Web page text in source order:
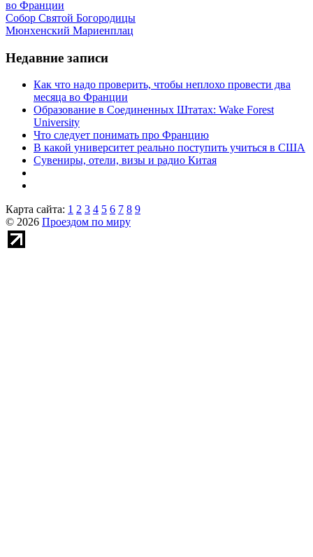
во Франции
Собор Святой Богородицы
Мюнхенский Мариенплац
Недавние записи
Как что надо проверить, чтобы неплохо провести два
месяца во Франции
Образование в Соединенных Штатах: Wake Forest
University
Что следует понимать про Францию
В какой университет реально поступить учиться в США
Сувениры, отели, визы и радио Китая
Карта сайта: 1 2 3 4 5 6 7 8 9
© 2026 Проездом по миру